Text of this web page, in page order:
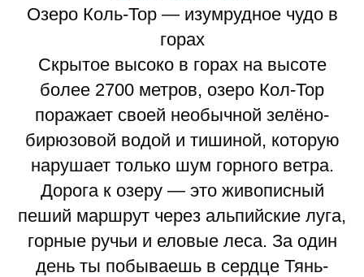
Озеро Коль-Тор — изумрудное чудо в
горах
Скрытое высоко в горах на высоте
более 2700 метров, озеро Кол-Тор
поражает своей необычной зелёно-
бирюзовой водой и тишиной, которую
нарушает только шум горного ветра.
Дорога к озеру — это живописный
пеший маршрут через альпийские луга,
горные ручьи и еловые леса. За один
день ты побываешь в сердце Тянь-